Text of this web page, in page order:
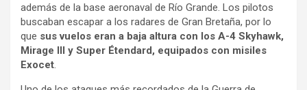
además de la base aeronaval de Río Grande. Los pilotos
buscaban escapar a los radares de Gran Bretaña, por lo
que sus vuelos eran a baja altura con los A-4 Skyhawk,
Mirage III y Super Étendard, equipados con misiles
Exocet.